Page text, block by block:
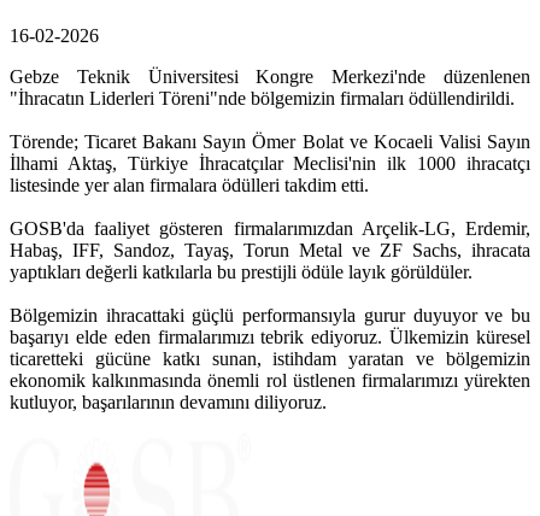
16-02-2026
Gebze Teknik Üniversitesi Kongre Merkezi'nde düzenlenen
"İhracatın Liderleri Töreni"nde bölgemizin firmaları ödüllendirildi.
Törende; Ticaret Bakanı Sayın Ömer Bolat ve Kocaeli Valisi Sayın
İlhami Aktaş, Türkiye İhracatçılar Meclisi'nin ilk 1000 ihracatçı
listesinde yer alan firmalara ödülleri takdim etti.
GOSB'da faaliyet gösteren firmalarımızdan Arçelik-LG, Erdemir,
Habaş, IFF, Sandoz, Tayaş, Torun Metal ve ZF Sachs, ihracata
yaptıkları değerli katkılarla bu prestijli ödüle layık görüldüler.
Bölgemizin ihracattaki güçlü performansıyla gurur duyuyor ve bu
başarıyı elde eden firmalarımızı tebrik ediyoruz. Ülkemizin küresel
ticaretteki gücüne katkı sunan, istihdam yaratan ve bölgemizin
ekonomik kalkınmasında önemli rol üstlenen firmalarımızı yürekten
kutluyor, başarılarının devamını diliyoruz.